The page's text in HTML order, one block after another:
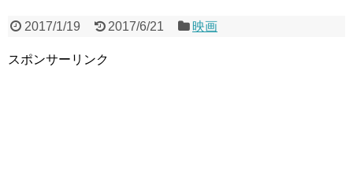
2017/1/19 2017/6/21 映画
スポンサーリンク